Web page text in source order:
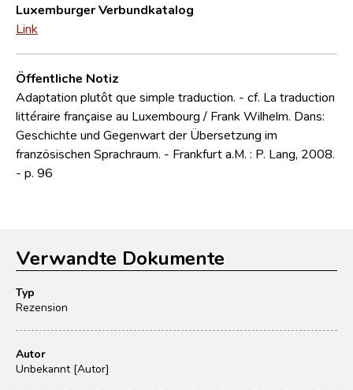
Luxemburger Verbundkatalog
Link
Öffentliche Notiz
Adaptation plutôt que simple traduction. - cf. La traduction
littéraire française au Luxembourg / Frank Wilhelm. Dans:
Geschichte und Gegenwart der Übersetzung im
französischen Sprachraum. - Frankfurt a.M. : P. Lang, 2008.
- p. 96
Verwandte Dokumente
Typ
Rezension
Autor
Unbekannt [Autor]